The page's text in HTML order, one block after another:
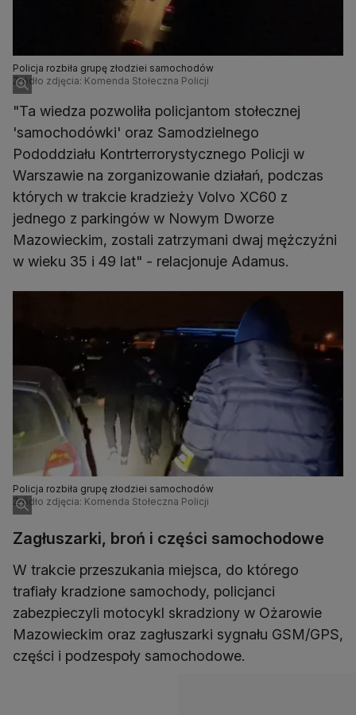
Policja rozbiła grupę złodziei samochodów
Źródło zdjęcia: Komenda Stołeczna Policji
"Ta wiedza pozwoliła policjantom stołecznej
'samochodówki' oraz Samodzielnego
Pododdziału Kontrterrorystycznego Policji w
Warszawie na zorganizowanie działań, podczas
których w trakcie kradzieży Volvo XC60 z
jednego z parkingów w Nowym Dworze
Mazowieckim, zostali zatrzymani dwaj mężczyźni
w wieku 35 i 49 lat" - relacjonuje Adamus.
Policja rozbiła grupę złodziei samochodów
Źródło zdjęcia: Komenda Stołeczna Policji
Zagłuszarki, broń i części samochodowe
W trakcie przeszukania miejsca, do którego
trafiały kradzione samochody, policjanci
zabezpieczyli motocykl skradziony w Ożarowie
Mazowieckim oraz zagłuszarki sygnału GSM/GPS,
części i podzespoły samochodowe.